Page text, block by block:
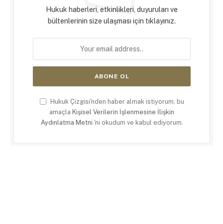
Hukuk haberleri, etkinlikleri, duyuruları ve
bültenlerinin size ulaşması için tıklayınız.
Hukuk Çizgisi'nden haber almak istiyorum, bu
amaçla Kişisel Verilerin İşlenmesine İlişkin
Aydınlatma Metni 'ni okudum ve kabul ediyorum.